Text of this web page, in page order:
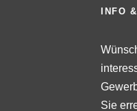
INFO
Sie